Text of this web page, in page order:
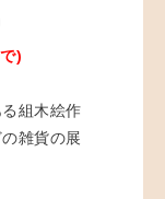
)
組木絵作
雑貨の展